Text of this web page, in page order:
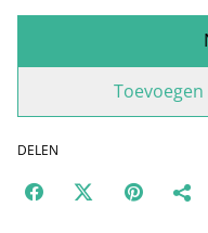
DELEN